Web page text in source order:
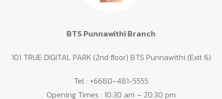
BTS Punnawithi Branch
101 TRUE DIGITAL PARK (2nd floor) BTS Punnawithi (Exit 6)
Tel : +6680-481-5555
Opening Times : 10:30 am – 20:30 pm